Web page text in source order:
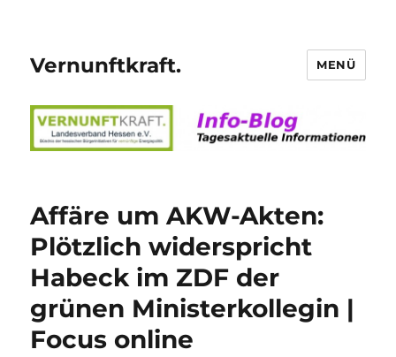
Vernunftkraft. MENÜ
Affäre um AKW-Akten:
Plötzlich widerspricht
Habeck im ZDF der
grünen Ministerkollegin |
Focus online